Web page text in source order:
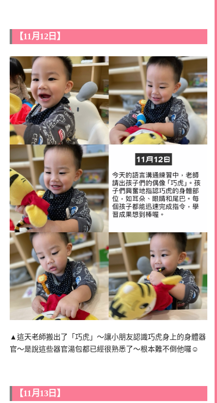
【11月12日】
▲這天老師搬出了「巧虎」～讓小朋友認識巧虎身上的身體器
官～是說這些器官湯包都已經很熟悉了～根本難不倒他囉☺️
【11月13日】